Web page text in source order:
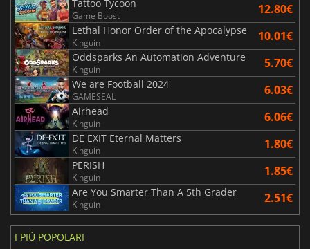
Tattoo Tycoon
Game Boost 12.80€
Lethal Honor Order of the Apocalypse
Kinguin 10.01€
Oddsparks An Automation Adventure
Kinguin 5.70€
We are Football 2024
GAMESEAL 6.03€
Airhead
Kinguin 6.06€
DE EXIT Eternal Matters
Kinguin 1.80€
PERISH
Kinguin 1.85€
Are You Smarter Than A 5th Grader
Kinguin 2.51€
I PIÙ POPOLARI